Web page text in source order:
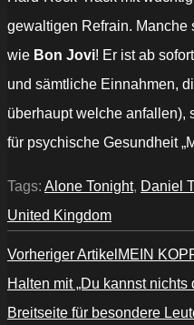
gewaltigen Refrain. Manche
wie Bon Jovi! Er ist ab
und sämtliche Einnahmen,
überhaupt welche anfallen),
für psychische Gesundheit
Tags: Alone Tonight, Daniel
United Kingdom
Vorheriger Artikel MEIN
Halten mit „Du kannst
Breitseite für besondere